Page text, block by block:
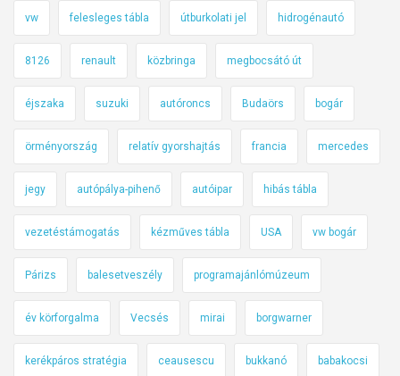
vw felesleges tábla útburkolati jel hidrogénautó
8126 renault közbringa megbocsátó út
éjszaka suzuki autóroncs Budaörs bogár
örményország relatív gyorshajtás francia mercedes
jegy autópálya-pihenő autóipar hibás tábla
vezetéstámogatás kézműves tábla USA vw bogár
Párizs balesetveszély programajánlómúzeum
év körforgalma Vecsés mirai borgwarner
kerékpáros stratégia ceausescu bukkanó babakocsi